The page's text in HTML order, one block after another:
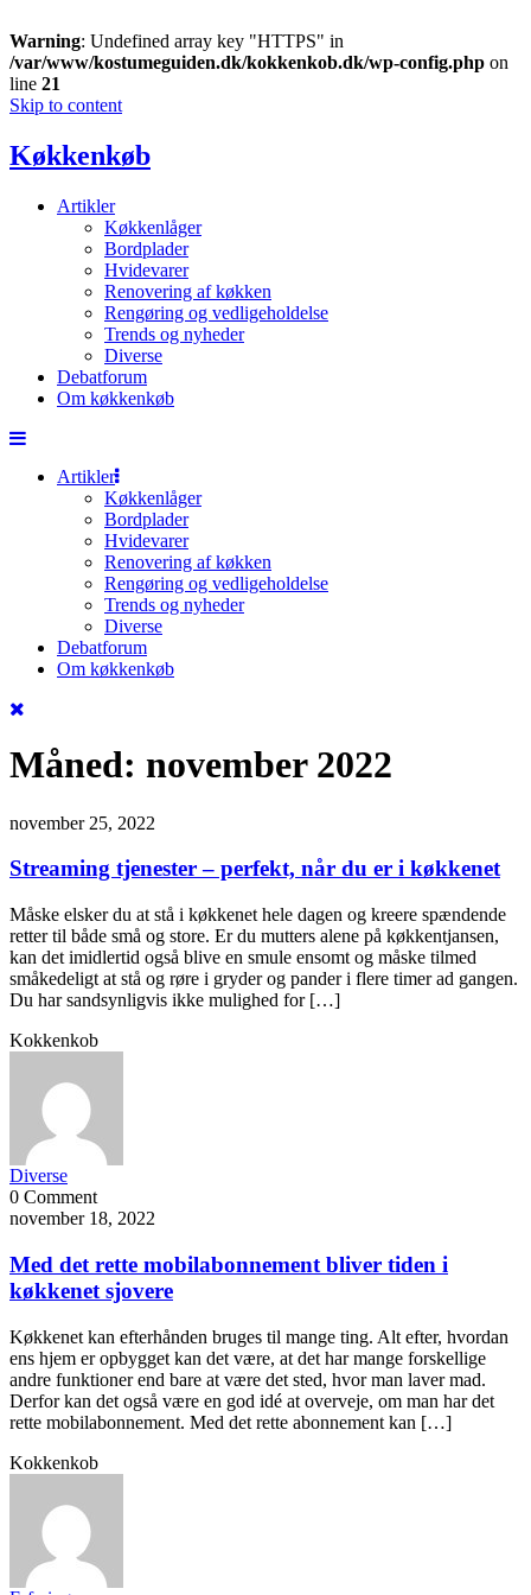
Warning: Undefined array key "HTTPS" in
/var/www/kostumeguiden.dk/kokkenkob.dk/wp-config.php on
line 21
Skip to content
Køkkenkøb
Artikler
Køkkenlåger
Bordplader
Hvidevarer
Renovering af køkken
Rengøring og vedligeholdelse
Trends og nyheder
Diverse
Debatforum
Om køkkenkøb
Artikler
Køkkenlåger
Bordplader
Hvidevarer
Renovering af køkken
Rengøring og vedligeholdelse
Trends og nyheder
Diverse
Debatforum
Om køkkenkøb
Måned: november 2022
november 25, 2022
Streaming tjenester – perfekt, når du er i køkkenet
Måske elsker du at stå i køkkenet hele dagen og kreere spændende
retter til både små og store. Er du mutters alene på køkkentjansen,
kan det imidlertid også blive en smule ensomt og måske tilmed
småkedeligt at stå og røre i gryder og pander i flere timer ad gangen.
Du har sandsynligvis ikke mulighed for […]
Kokkenkob
Diverse
0 Comment
november 18, 2022
Med det rette mobilabonnement bliver tiden i
køkkenet sjovere
Køkkenet kan efterhånden bruges til mange ting. Alt efter, hvordan
ens hjem er opbygget kan det være, at det har mange forskellige
andre funktioner end bare at være det sted, hvor man laver mad.
Derfor kan det også være en god idé at overveje, om man har det
rette mobilabonnement. Med det rette abonnement kan […]
Kokkenkob